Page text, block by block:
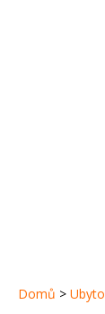
Domů >